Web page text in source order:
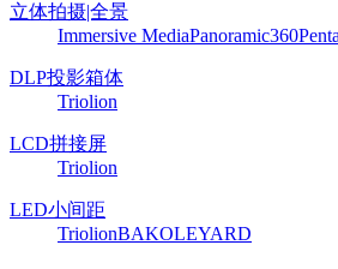
立体拍摄|全景
Immersive MediaPanoramic360
DLP投影箱体
Triolion
LCD拼接屏
Triolion
LED小间距
TriolionBAKOLEYARD